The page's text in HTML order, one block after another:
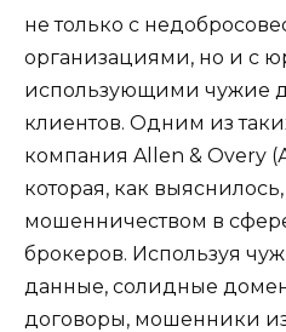
не только с
организациями, но и с
использующими чужие
клиентов. Одним из
компания Allen & Overy
которая, как
мошенничеством в
брокеров. Используя
данные, солидные
договоры, мошенники